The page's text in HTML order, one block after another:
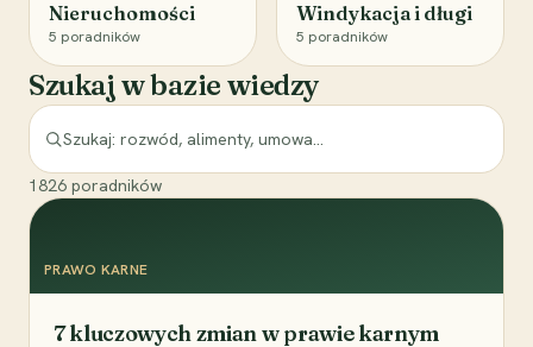
Nieruchomości
5 poradników
Windykacja i długi
5 poradników
Szukaj w bazie wiedzy
1826 poradników
PRAWO KARNE
7 kluczowych zmian w prawie karnym